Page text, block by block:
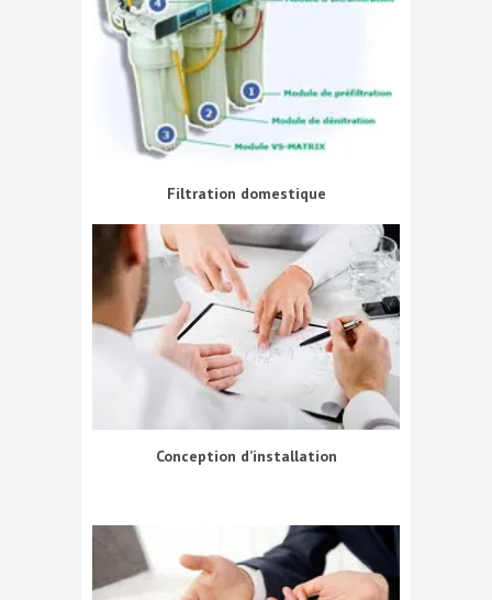
Filtration domestique
Conception d’installation